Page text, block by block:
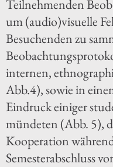
Teilnehmenden
um (audio)visuelle
Besuchenden zu
internen,
Abb.4), sowie in
Eindruck einiger
mündeten (Abb. 5),
Kooperation
Semesterabschluss